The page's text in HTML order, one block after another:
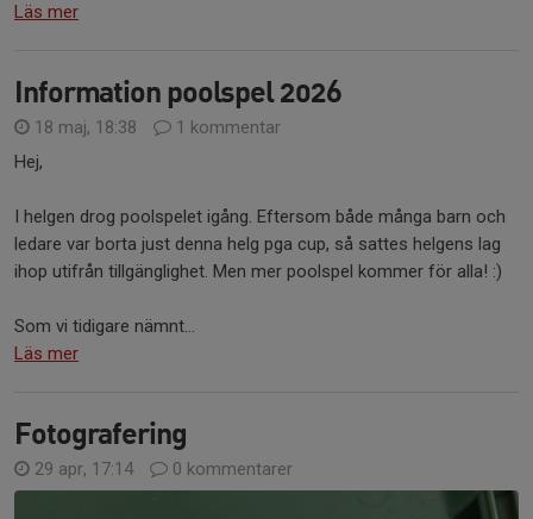
Läs mer
Information poolspel 2026
18 maj, 18:38
1 kommentar
Hej,
I helgen drog poolspelet igång. Eftersom både många barn och
ledare var borta just denna helg pga cup, så sattes helgens lag
ihop utifrån tillgänglighet. Men mer poolspel kommer för alla! :)
Som vi tidigare nämnt...
Läs mer
Fotografering
29 apr, 17:14 0 kommentarer